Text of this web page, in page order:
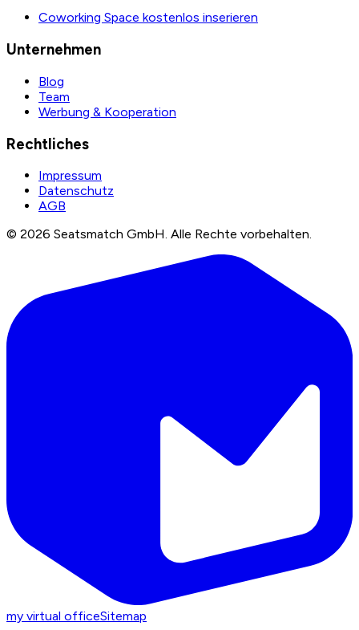
Coworking Space kostenlos inserieren
Unternehmen
Blog
Team
Werbung & Kooperation
Rechtliches
Impressum
Datenschutz
AGB
© 2026 Seatsmatch GmbH. Alle Rechte vorbehalten.
my virtual officeSitemap